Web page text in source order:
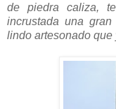
de piedra caliza,
incrustada una
lindo artesonado que